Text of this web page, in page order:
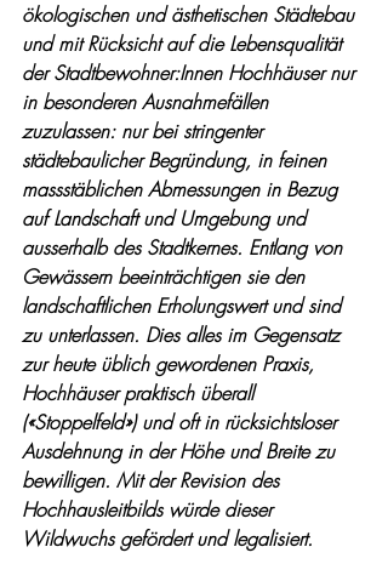
ökologischen und ästhetischen Städtebau
und mit Rücksicht auf die Lebensqualität
der Stadtbewohner:Innen Hochhäuser nur
in besonderen Ausnahmefällen
zuzulassen: nur bei stringenter
städtebaulicher Begründung, in feinen
massstäblichen Abmessungen in Bezug
auf Landschaft und Umgebung und
ausserhalb des Stadtkernes. Entlang von
Gewässern beeinträchtigen sie den
landschaftlichen Erholungswert und sind
zu unterlassen. Dies alles im Gegensatz
zur heute üblich gewordenen Praxis,
Hochhäuser praktisch überall
(«Stoppelfeld») und oft in rücksichtsloser
Ausdehnung in der Höhe und Breite zu
bewilligen. Mit der Revision des
Hochhausleitbilds würde dieser
Wildwuchs gefördert und legalisiert.